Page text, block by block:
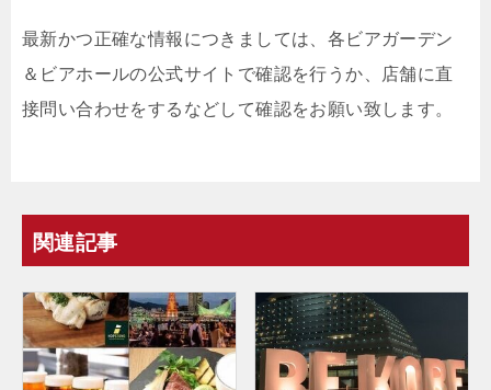
最新かつ正確な情報につきましては、各ビアガーデン
＆ビアホールの公式サイトで確認を行うか、店舗に直
接問い合わせをするなどして確認をお願い致します。
関連記事